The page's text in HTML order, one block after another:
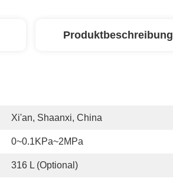
Produktbeschreibung
Xi'an, Shaanxi, China
0~0.1KPa~2MPa
316 L (optional)